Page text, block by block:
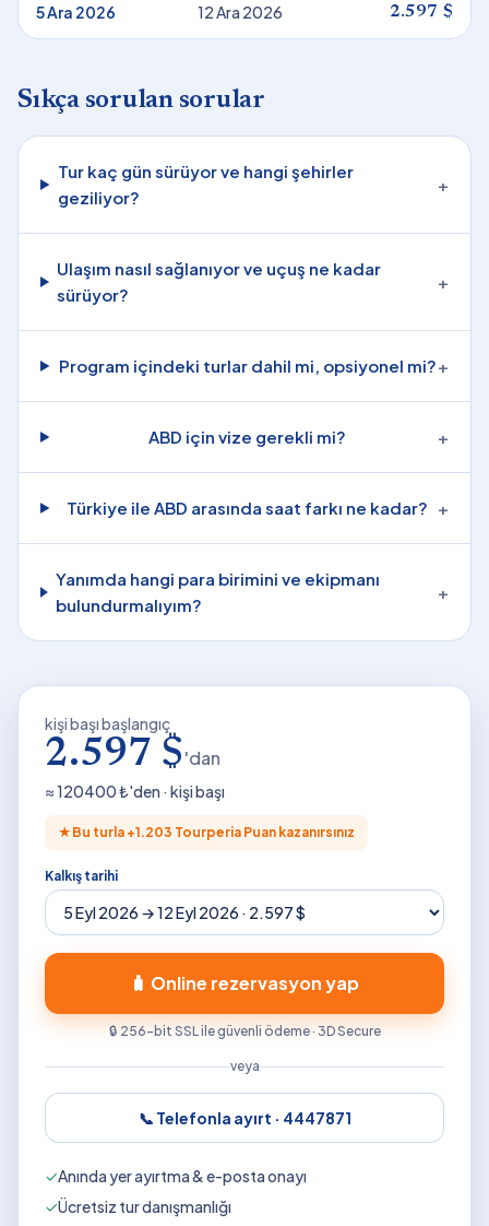
5 Ara 2026 12 Ara 2026 2.597 $
Sıkça sorulan sorular
Tur kaç gün sürüyor ve hangi şehirler
geziliyor?
+
Ulaşım nasıl sağlanıyor ve uçuş ne kadar
sürüyor?
+
Program içindeki turlar dahil mi, opsiyonel mi?+
ABD için vize gerekli mi? +
Türkiye ile ABD arasında saat farkı ne kadar? +
Yanımda hangi para birimini ve ekipmanı
bulundurmalıyım?
+
kişi başı başlangıç
2.597 $'dan
≈120400₺'den · kişi başı
★ Bu turla +1.203 Tourperia Puan kazanırsınız
Kalkış tarihi
🧳 Online rezervasyon yap
🔒 256-bit SSL ile güvenli ödeme · 3D Secure
veya
📞 Telefonla ayırt · 4447871
✓Anında yer ayırtma & e-posta onayı
✓Ücretsiz tur danışmanlığı